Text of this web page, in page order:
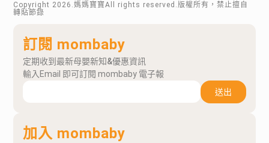
Copyright 2026 .媽媽寶寶All rights reserved.版權所有，禁止擅自
轉貼節錄
訂閱 mombaby
定期收到最新母嬰新知&優惠資訊
輸入Email 即可訂閱 mombaby 電子報
送出
加入 mombaby